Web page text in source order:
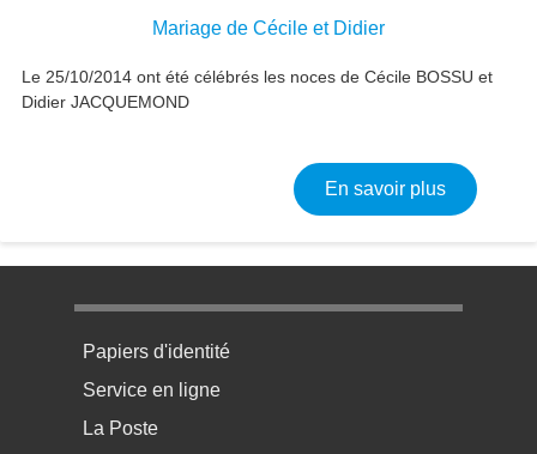
Mariage de Cécile et Didier
Le 25/10/2014 ont été célébrés les noces de Cécile BOSSU et
Didier JACQUEMOND
En savoir plussur
Menu pratique bas de page 1
Papiers d'identité
Service en ligne
La Poste